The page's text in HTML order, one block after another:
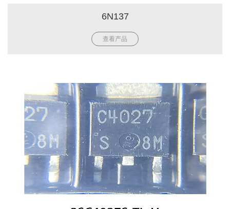
6N137
查看产品